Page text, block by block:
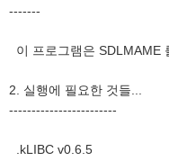
-------
이 프로그램은 SDLMAME
2. 실행에 필요한 것들...
------------------------
.kLIBC v0.6.5